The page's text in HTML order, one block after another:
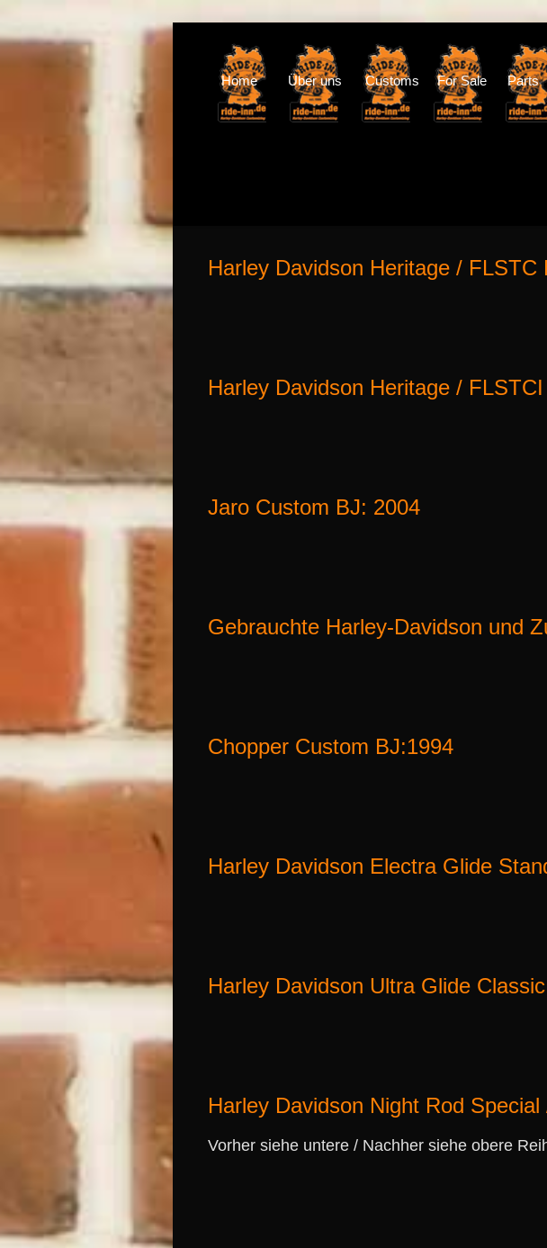
Home Über uns Customs For Sale Parts
Harley Davidson Heritage / FLSTC
Harley Davidson Heritage /
Jaro Custom BJ: 2004
Gebrauchte Harley-Davidson und
Chopper Custom BJ:1994
Harley Davidson Electra Glide
Harley Davidson Ultra Glide
Harley Davidson Night Rod
Vorher siehe untere / Nachher siehe obere